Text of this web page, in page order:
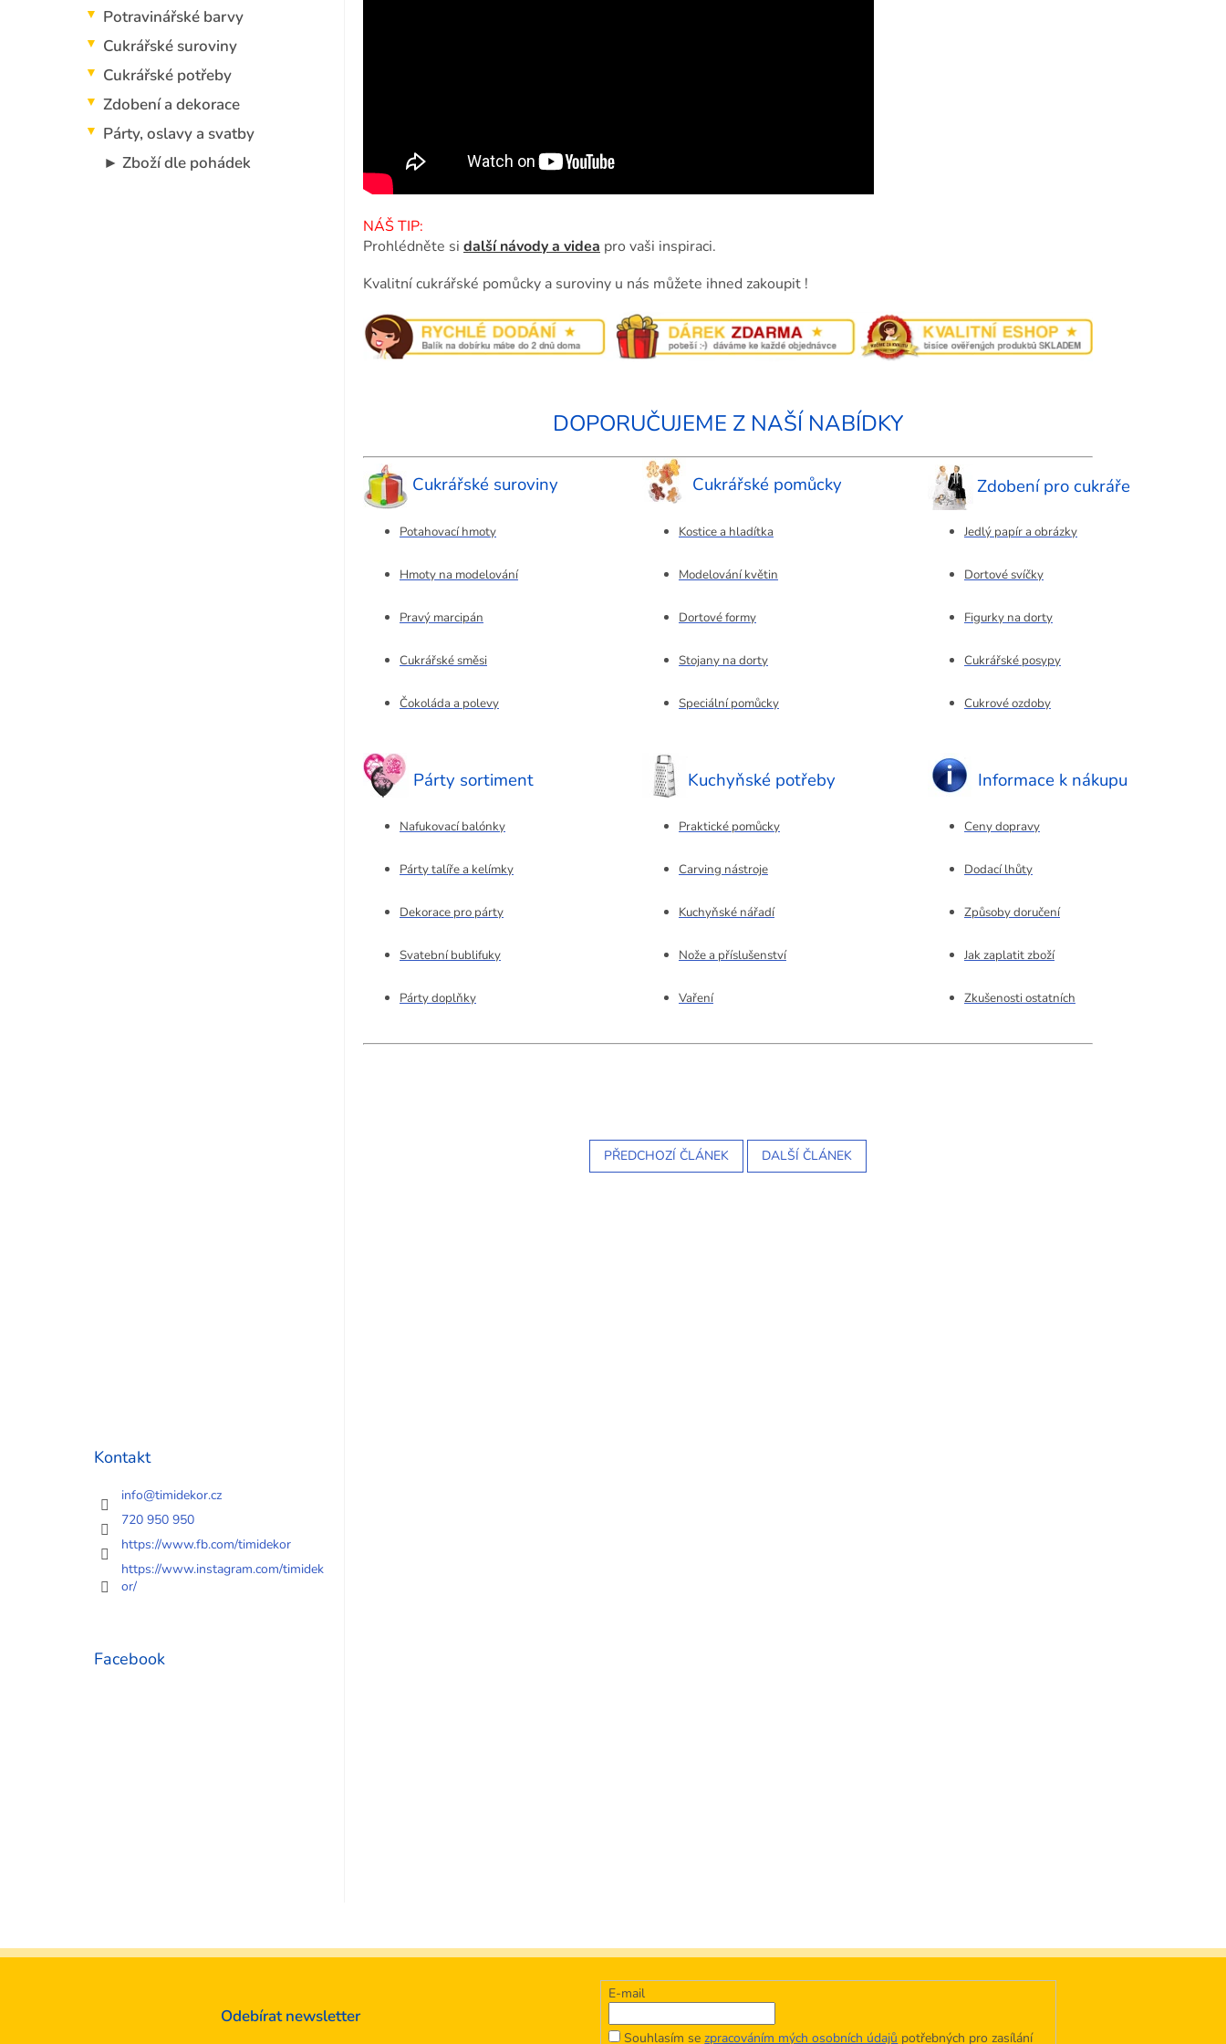
Potravinářské barvy
Cukrářské suroviny
Cukrářské potřeby
Zdobení a dekorace
Párty, oslavy a svatby
► Zboží dle pohádek
Kontakt
info@timidekor.cz
720 950 950
https://www.fb.com/timidekor
https://www.instagram.com/timidek
or/
Facebook
NÁŠ TIP:
Prohlédněte si další návody a videa pro vaši inspiraci.
Kvalitní cukrářské pomůcky a suroviny u nás můžete ihned zakoupit !
DOPORUČUJEME Z NAŠÍ NABÍDKY
Cukrářské suroviny Cukrářské pomůcky Zdobení pro cukráře
Potahovací hmoty Kostice a hladítka Jedlý papír a obrázky
Hmoty na modelování Modelování květin Dortové svíčky
Pravý marcipán Dortové formy Figurky na dorty
Cukrářské směsi Stojany na dorty Cukrářské posypy
Čokoláda a polevy Speciální pomůcky Cukrové ozdoby
Párty sortiment Kuchyňské potřeby Informace k nákupu
Nafukovací balónky Praktické pomůcky Ceny dopravy
Párty talíře a kelímky Carving nástroje Dodací lhůty
Dekorace pro párty Kuchyňské nářadí Způsoby doručení
Svatební bublifuky Nože a příslušenství Jak zaplatit zboží
Párty doplňky Vaření Zkušenosti ostatních
PŘEDCHOZÍ ČLÁNEK DALŠÍ ČLÁNEK
Odebírat newsletter
E-mail
Souhlasím sezpracováním mých osobních údajů potřebných pro zasílání